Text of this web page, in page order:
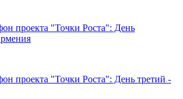
проекта "Точки Роста": День
проекта "Точки Роста": День третий -